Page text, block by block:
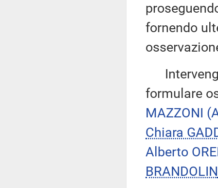
fornendo
formulare
MAZZONI
Chiara
Alberto
BRANDOLIN